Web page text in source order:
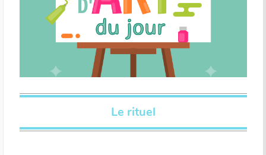
Le rituel